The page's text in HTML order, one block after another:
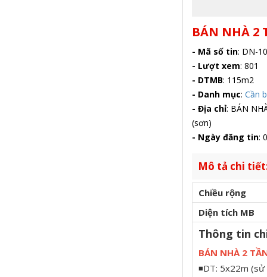
BÁN NHÀ 2
- Mã số tin: DN-
- Lượt xem: 801
- DTMB: 115m2
- Danh mục: Cần
- Địa chỉ: BÁN
(sơn)
- Ngày đăng tin:
Mô tả chi
Chiều rộng
Diện tích MB
Thông tin
BÁN NHÀ 2
◾DT: 5x22m